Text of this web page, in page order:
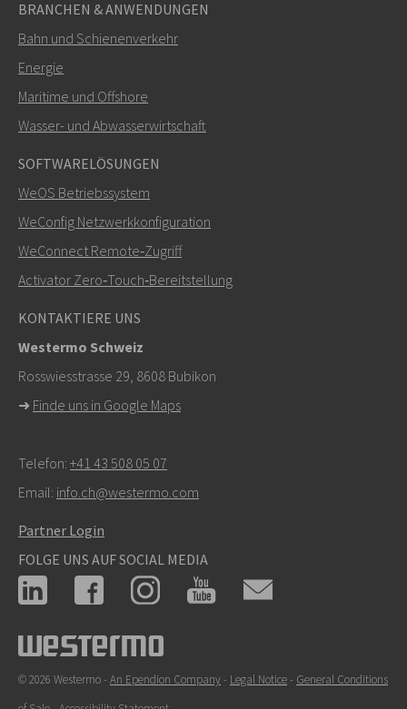
SENDEN
+46 16 42 80 00
info@westermo.com
hier klicken, um den technischen
Support zu kontaktieren
BRANCHEN & ANWENDUNGEN
Bahn und Schienenverkehr
Energie
Maritime und Offshore
Wasser- und Abwasserwirtschaft
SOFTWARELÖSUNGEN
WeOS Betriebssystem
WeConfig Netzwerkkonfiguration
WeConnect Remote‑Zugriff
Activator Zero‑Touch‑Bereitstellung
KONTAKTIERE UNS
Westermo Schweiz
Rosswiesstrasse 29, 8608 Bubikon
➜ Finde uns in Google Maps
Telefon: +41 43 508 05 07
Email: info.ch@westermo.com
Partner Login
FOLGE UNS AUF SOCIAL MEDIA
© 2026 Westermo - An Ependion Company- Legal Notice- General Conditions